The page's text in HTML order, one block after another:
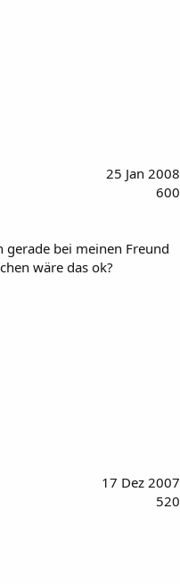
25 Jan 2008
600
gerade bei meinen Freund
wäre das ok?
17 Dez 2007
520